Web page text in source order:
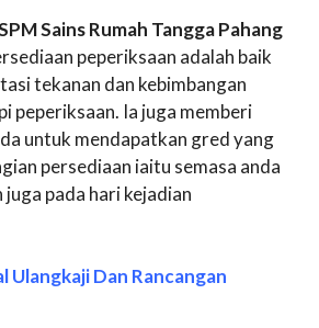
Sains Rumah Tangga Pahang
peperiksaan adalah baik
tekanan dan kebimbangan
peperiksaan. Ia juga memberi
untuk mendapatkan gred yang
persediaan iaitu semasa anda
pada hari kejadian
Ulangkaji Dan Rancangan